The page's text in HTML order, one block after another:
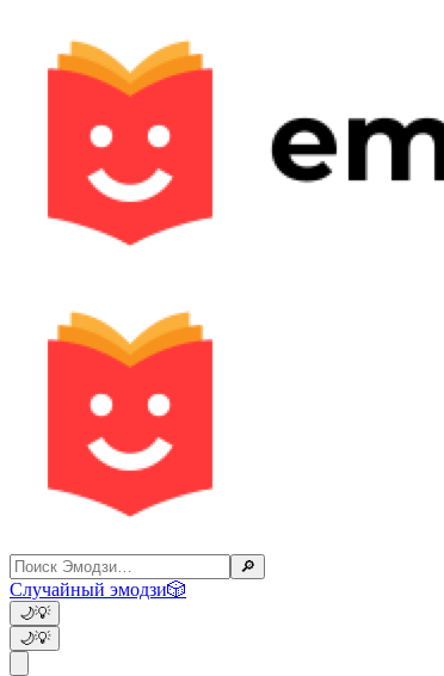
🔎
Случайный эмодзи🎲
🌙💡
🌙💡